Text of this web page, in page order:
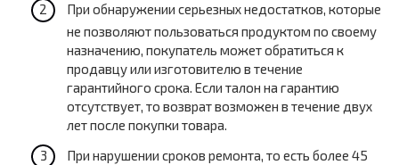
При обнаружении серьезных недостатков, которые
не позволяют пользоваться продуктом по своему
назначению, покупатель может обратиться к
продавцу или изготовителю в течение
гарантийного срока. Если талон на гарантию
отсутствует, то возврат возможен в течение двух
лет после покупки товара.
При нарушении сроков ремонта, то есть более 45